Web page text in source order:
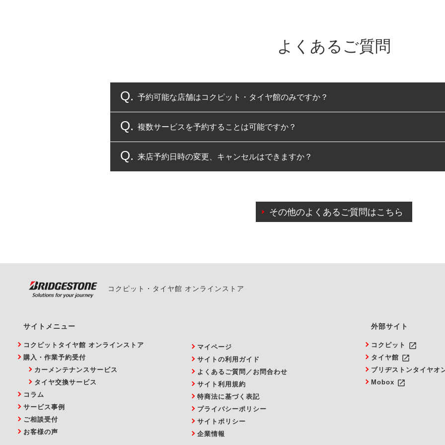
よくあるご質問
予約可能な店舗はコクピット・タイヤ館のみですか？
コクピット・タイヤ館のみとなります。
複数サービスを予約することは可能ですか？
複数サービスのご予約は可能です。
来店予約日時の変更、キャンセルはできますか？
また、やむを得ない事由によりご予約のキャンセルをご希望の際は、直接ご予約いた
その他のよくあるご質問はこちら
コクピット・タイヤ館 オンラインストア
サイトメニュー
コクピットタイヤ館 オンラインストア
購入・作業予約受付
カーメンテナンスサービス
タイヤ交換サービス
コラム
サービス事例
ご相談受付
お客様の声
マイページ
サイトの利用ガイド
よくあるご質問／お問合わせ
サイト利用規約
特商法に基づく表記
プライバシーポリシー
サイトポリシー
企業情報
外部サイト
コクピット launch
タイヤ館 launch
ブリヂストンタイヤオ
Mobox launch